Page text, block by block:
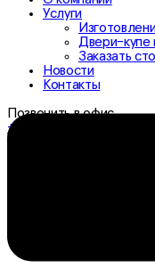
Услуги
Двери-купе
Заказать
Новости
Контакты
Позвонить в офис
+7 (3532) 307-333